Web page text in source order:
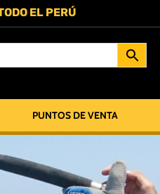
EL PERÚ
PUNTOS DE VENTA